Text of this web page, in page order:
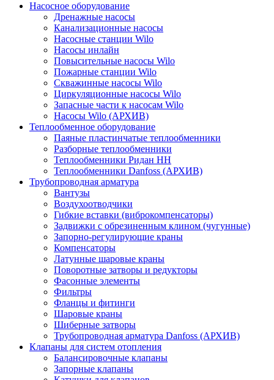
Насосное оборудование
Дренажные насосы
Канализационные насосы
Насосные станции Wilo
Насосы инлайн
Повысительные насосы Wilo
Пожарные станции Wilo
Скважинные насосы Wilo
Циркуляционные насосы Wilo
Запасные части к насосам Wilo
Насосы Wilo (АРХИВ)
Теплообменное оборудование
Паяные пластинчатые теплообменники
Разборные теплообменники
Теплообменники Ридан НН
Теплообменники Danfoss (АРХИВ)
Трубопроводная арматура
Вантузы
Воздухоотводчики
Гибкие вставки (виброкомпенсаторы)
Задвижки с обрезиненным клином (чугунные)
Запорно-регулирующие краны
Компенсаторы
Латунные шаровые краны
Поворотные затворы и редукторы
Фасонные элементы
Фильтры
Фланцы и фитинги
Шаровые краны
Шиберные затворы
Трубопроводная арматура Danfoss (АРХИВ)
Клапаны для систем отопления
Балансировочные клапаны
Запорные клапаны